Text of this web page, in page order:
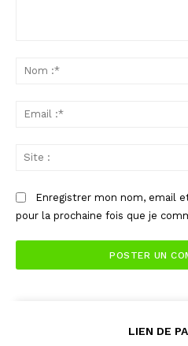
Enregistrer mon nom, email
pour la prochaine fois que je
LIEN DE